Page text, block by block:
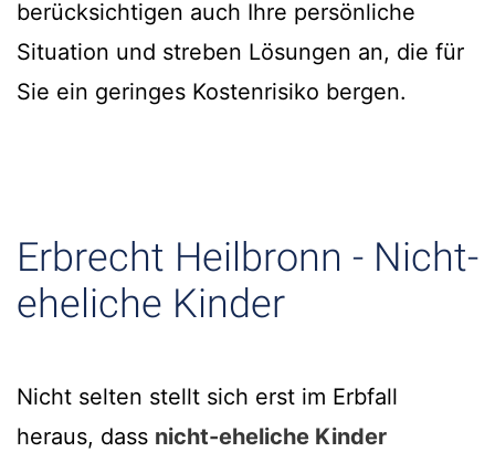
berücksichtigen auch Ihre persönliche
Situation und streben Lösungen an, die für
Sie ein geringes Kostenrisiko bergen.
Erbrecht Heilbronn - Nicht-
eheliche Kinder
Nicht selten stellt sich erst im Erbfall
heraus, dass nicht-eheliche Kinder